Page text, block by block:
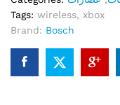
t
o
f
Tags: wireless, xbox
Brand: Bosch